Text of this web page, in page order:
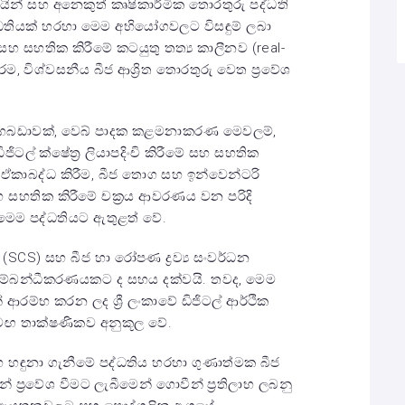
සහ අනෙකුත් කෘෂිකාර්මික තොරතුරු පද්ධති
හරහා මෙම අභියෝගවලට විසඳුම් ලබා
සහතික කිරීමේ කටයුතු තත්‍ය කාලීනව (real-
විශ්වසනීය බීජ ආශ්‍රිත තොරතුරු වෙත ප්‍රවේශ
වෙබ් පාදක කළමනාකරණ මෙවලම්,
ක්ෂේත්‍ර ලියාපදිංචි කිරීමේ සහ සහතික
ඒකාබද්ධ කිරීම, බීජ තොග සහ ඉන්වෙන්ටරි
කිරීමේ චක්‍රය ආවරණය වන පරිදි
මෙම පද්ධතියට ඇතුළත් වේ.
සහ බීජ හා රෝපණ ද්‍රව්‍ය සංවර්ධන
ද සහය දක්වයි. තවද, මෙම
කරන ලද ශ්‍රී ලංකාවේ ඩිජිටල් ආර්ථික
සමඟ තාක්ෂණිකව අනුකූල වේ.
හඳුනා ගැනීමේ පද්ධතිය හරහා ගුණාත්මක බීජ
වීමට ලැබීමෙන් ගොවීන් ප්‍රතිලාභ ලබනු